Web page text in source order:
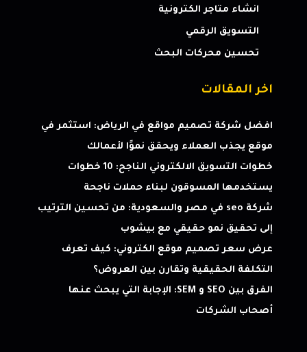
انشاء متاجر الكترونية
التسويق الرقمي
تحسين محركات البحث
اخر المقالات
افضل شركة تصميم مواقع في الرياض: استثمر في
موقع يجذب العملاء ويحقق نموًا لأعمالك
خطوات التسويق الالكتروني الناجح: 10 خطوات
يستخدمها المسوقون لبناء حملات ناجحة
شركة seo في مصر والسعودية: من تحسين الترتيب
إلى تحقيق نمو حقيقي مع بيشوب
عرض سعر تصميم موقع الكتروني: كيف تعرف
التكلفة الحقيقية وتقارن بين العروض؟
الفرق بين SEO و SEM: الإجابة التي يبحث عنها
أصحاب الشركات